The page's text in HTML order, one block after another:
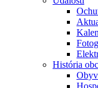
História